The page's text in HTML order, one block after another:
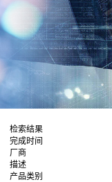
检索结果
完成时间
厂商
描述
产品类别